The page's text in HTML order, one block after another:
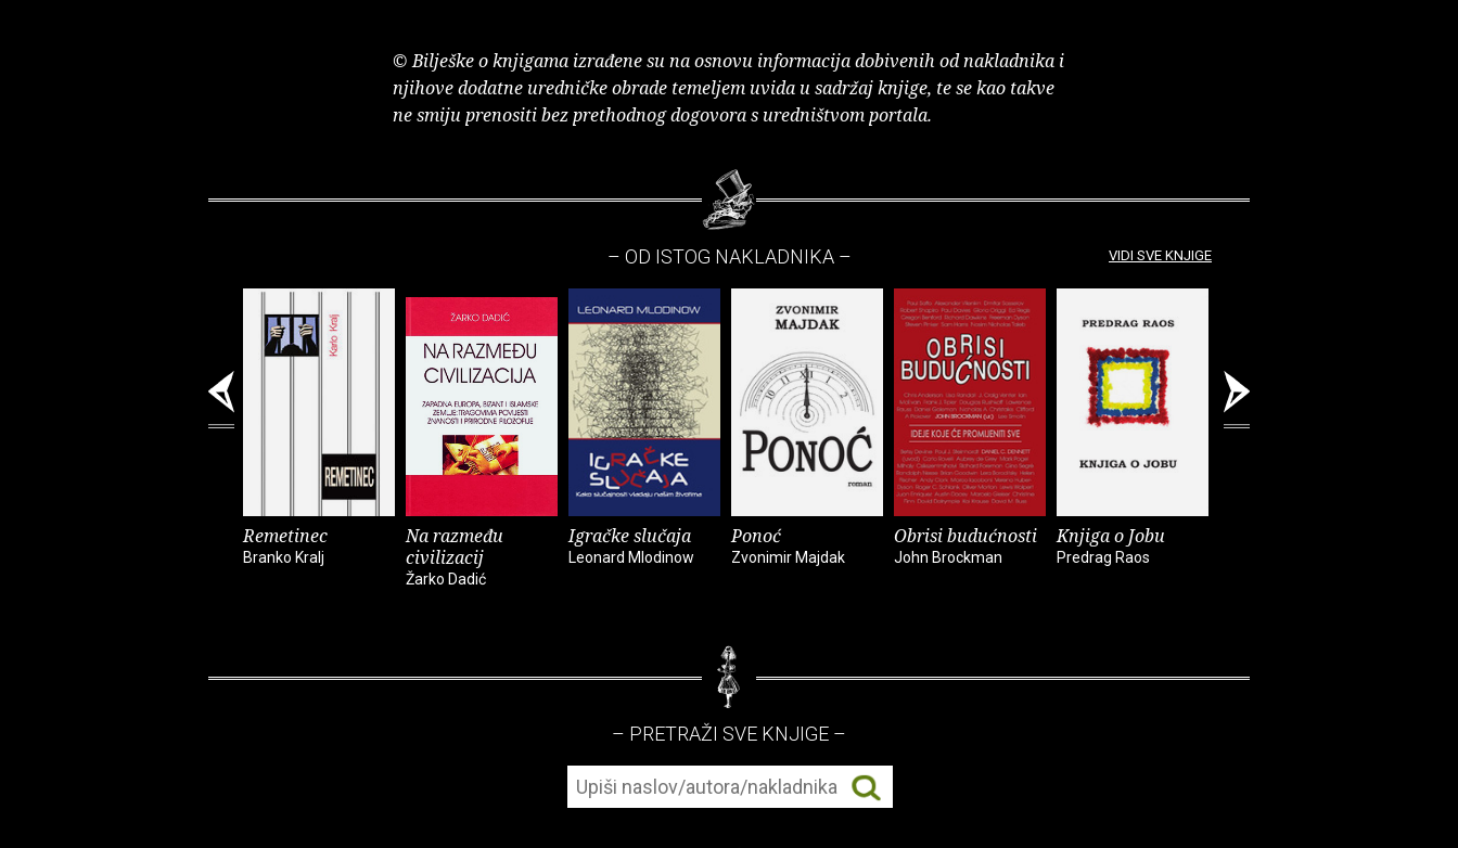
© Bilješke o knjigama izrađene su na osnovu informacija dobivenih od nakladnika i
njihove dodatne uredničke obrade temeljem uvida u sadržaj knjige, te se kao takve
ne smiju prenositi bez prethodnog dogovora s uredništvom portala.
– OD ISTOG NAKLADNIKA –
Remetinec
Branko Kralj
Na razmeđu
civilizacij
Žarko Dadić
Igračke slučaja
Leonard Mlodinow
Ponoć
Zvonimir Majdak
Obrisi budućnosti
John Brockman
Knjiga o Jobu
Predrag Raos
VIDI SVE KNJIGE
– PRETRAŽI SVE KNJIGE –